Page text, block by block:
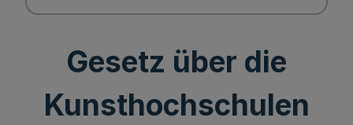
Gesetz über die
Kunsthochschulen